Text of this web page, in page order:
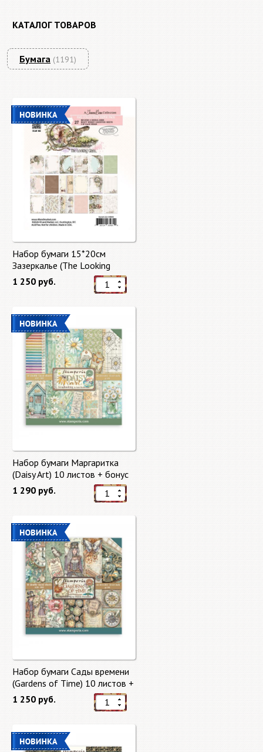
КАТАЛОГ ТОВАРОВ
Бумага (1191)
Набор бумаги 15*20см
Зазеркалье (The Looking
Glass) 27 листов от 49 Market
1 250 руб.
Набор бумаги Маргаритка
(Daisy Art) 10 листов + бонус
от Stamperia
1 290 руб.
Набор бумаги Сады времени
(Gardens of Time) 10 листов +
бонус от Stamperia
1 250 руб.